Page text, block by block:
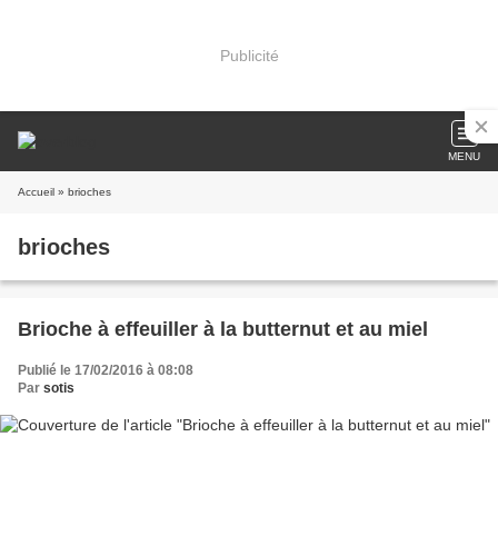
Publicité
MENU
Accueil » brioches
brioches
Brioche à effeuiller à la butternut et au miel
Publié le 17/02/2016 à 08:08
Par sotis